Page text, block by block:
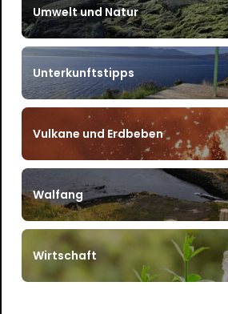
Umwelt und Natur
Unterkunftstipps
Vulkane und Erdbeben
Walfang
Wirtschaft